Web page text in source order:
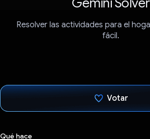
Resolver las actividades para el
fácil.
Votar
Qué hace